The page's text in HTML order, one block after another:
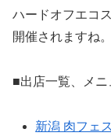
ハードオフエコ
開催されますね。
■出店一覧、メ
新潟 肉フェ